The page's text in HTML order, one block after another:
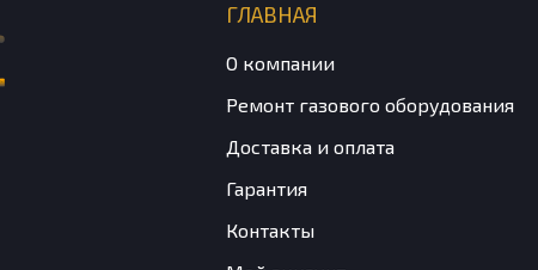
ГЛАВНАЯ
О компании
Ремонт газового оборудования
Доставка и оплата
Гарантия
Контакты